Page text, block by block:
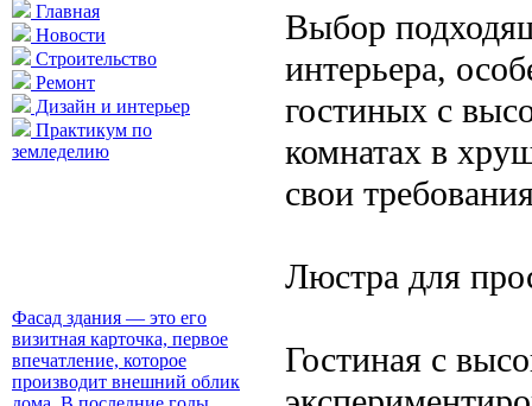
Главная
Новости
Строительство
Ремонт
Дизайн и интерьер
Практикум по
земледелию
Фасад здания — это его
визитная карточка, первое
впечатление, которое
производит внешний облик
Выбор
интерьера,
гостиных с
комнатах в
свои
Люстра для
Гостиная с